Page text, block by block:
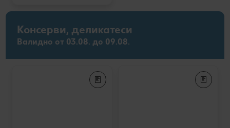
Консерви, деликатеси
Валидно от 03.08. до 09.08.